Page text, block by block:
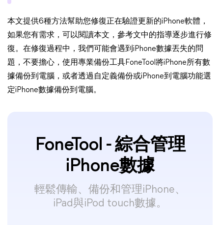
本文提供6種方法幫助您修復正在驗證更新的iPhone軟體，
如果您有需求，可以閱讀本文，參考文中的指導逐步進行修
復。在修復過程中，我們可能會遇到iPhone數據丟失的問
題，不要擔心，使用專業備份工具FoneTool將iPhone所有數
據備份到電腦，或者透過自定義備份或iPhone到電腦功能選
定iPhone數據備份到電腦。
FoneTool - 綜合管理
iPhone數據
輕鬆傳輸、備份和管理iPhone、
iPad與iPod touch數據。